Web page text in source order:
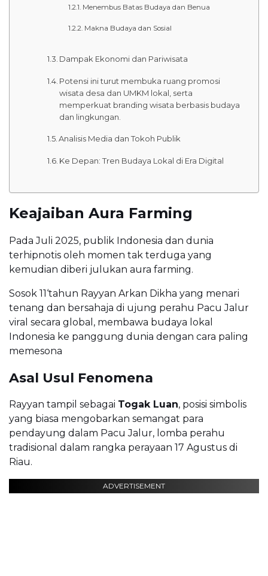
Menembus Batas Budaya dan Benua
Makna Budaya dan Sosial
Dampak Ekonomi dan Pariwisata
Potensi ini turut membuka ruang promosi
wisata desa dan UMKM lokal, serta
memperkuat branding wisata berbasis budaya
dan lingkungan.
Analisis Media dan Tokoh Publik
Ke Depan: Tren Budaya Lokal di Era Digital
Keajaiban Aura Farming
Pada Juli 2025, publik Indonesia dan dunia
terhipnotis oleh momen tak terduga yang
kemudian diberi julukan aura farming.
Sosok 11‘tahun Rayyan Arkan Dikha yang menari
tenang dan bersahaja di ujung perahu Pacu Jalur
viral secara global, membawa budaya lokal
Indonesia ke panggung dunia dengan cara paling
memesona
Asal Usul Fenomena
Rayyan tampil sebagai Togak Luan, posisi simbolis
yang biasa mengobarkan semangat para
pendayung dalam Pacu Jalur, lomba perahu
tradisional dalam rangka perayaan 17 Agustus di
Riau.
ADVERTISEMENT